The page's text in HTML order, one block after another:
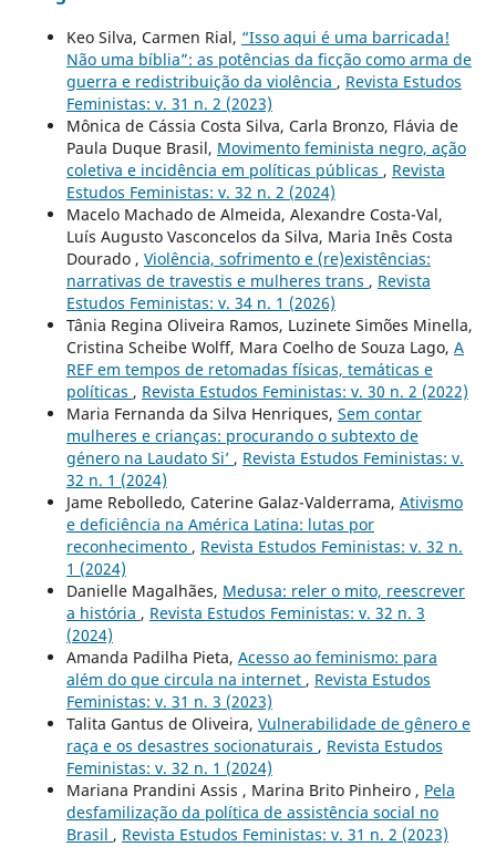
Keo Silva, Carmen Rial, “Isso aqui é uma barricada!
Não uma bíblia”: as potências da ficção como arma de
guerra e redistribuição da violência , Revista Estudos
Feministas: v. 31 n. 2 (2023)
Mônica de Cássia Costa Silva, Carla Bronzo, Flávia de
Paula Duque Brasil, Movimento feminista negro, ação
coletiva e incidência em políticas públicas , Revista
Estudos Feministas: v. 32 n. 2 (2024)
Macelo Machado de Almeida, Alexandre Costa-Val,
Luís Augusto Vasconcelos da Silva, Maria Inês Costa
Dourado , Violência, sofrimento e (re)existências:
narrativas de travestis e mulheres trans , Revista
Estudos Feministas: v. 34 n. 1 (2026)
Tânia Regina Oliveira Ramos, Luzinete Simões Minella,
Cristina Scheibe Wolff, Mara Coelho de Souza Lago, A
REF em tempos de retomadas físicas, temáticas e
políticas , Revista Estudos Feministas: v. 30 n. 2 (2022)
Maria Fernanda da Silva Henriques, Sem contar
mulheres e crianças: procurando o subtexto de
género na Laudato Si’ , Revista Estudos Feministas: v.
32 n. 1 (2024)
Jame Rebolledo, Caterine Galaz-Valderrama, Ativismo
e deficiência na América Latina: lutas por
reconhecimento , Revista Estudos Feministas: v. 32 n.
1 (2024)
Danielle Magalhães, Medusa: reler o mito, reescrever
a história , Revista Estudos Feministas: v. 32 n. 3
(2024)
Amanda Padilha Pieta, Acesso ao feminismo: para
além do que circula na internet , Revista Estudos
Feministas: v. 31 n. 3 (2023)
Talita Gantus de Oliveira, Vulnerabilidade de gênero e
raça e os desastres socionaturais , Revista Estudos
Feministas: v. 32 n. 1 (2024)
Mariana Prandini Assis , Marina Brito Pinheiro , Pela
desfamilização da política de assistência social no
Brasil , Revista Estudos Feministas: v. 31 n. 2 (2023)